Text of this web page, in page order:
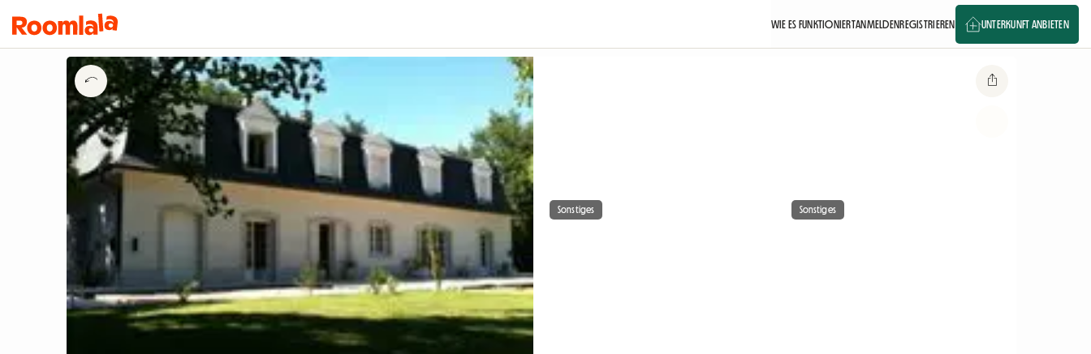
WIE ES FUNKTIONIERTANMELDENREGISTRIEREN UNTERKUNFT ANBIETEN
Sonstiges Sonstiges